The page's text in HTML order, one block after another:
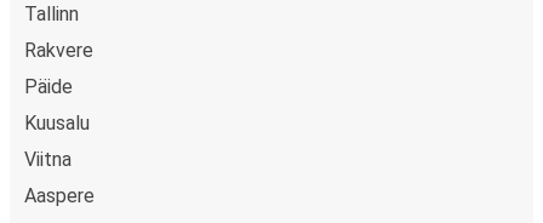
Tallinn
Rakvere
Päide
Kuusalu
Viitna
Aaspere